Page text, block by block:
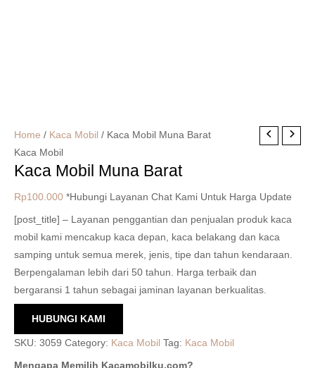
Home / Kaca Mobil / Kaca Mobil Muna Barat
Kaca Mobil
Kaca Mobil Muna Barat
Rp100.000 *Hubungi Layanan Chat Kami Untuk Harga Update
[post_title] – Layanan penggantian dan penjualan produk kaca
mobil kami mencakup kaca depan, kaca belakang dan kaca
samping untuk semua merek, jenis, tipe dan tahun kendaraan.
Berpengalaman lebih dari 50 tahun. Harga terbaik dan
bergaransi 1 tahun sebagai jaminan layanan berkualitas.
HUBUNGI KAMI
SKU: 3059 Category: Kaca Mobil Tag: Kaca Mobil
Mengapa Memilih Kacamobilku.com?